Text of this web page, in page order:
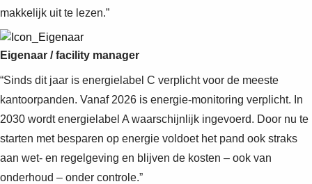
makkelijk uit te lezen.”
Eigenaar / facility manager
“Sinds dit jaar is energielabel C verplicht voor de meeste
kantoorpanden. Vanaf 2026 is energie-monitoring verplicht. In
2030 wordt energielabel A waarschijnlijk ingevoerd. Door nu te
starten met besparen op energie voldoet het pand ook straks
aan wet- en regelgeving en blijven de kosten – ook van
onderhoud – onder controle.”